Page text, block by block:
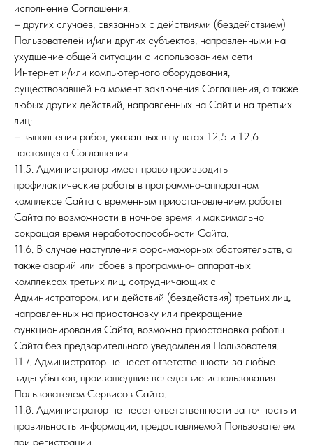
исполнение Соглашения;
– других случаев, связанных с действиями (бездействием)
Пользователей и/или других субъектов, направленными на
ухудшение общей ситуации с использованием сети
Интернет и/или компьютерного оборудования,
существовавшей на момент заключения Соглашения, а также
любых других действий, направленных на Сайт и на третьих
лиц;
– выполнения работ, указанных в пунктах 12.5 и 12.6
настоящего Соглашения.
11.5. Администратор имеет право производить
профилактические работы в программно-аппаратном
комплексе Сайта с временным приостановлением работы
Сайта по возможности в ночное время и максимально
сокращая время неработоспособности Сайта.
11.6. В случае наступления форс-мажорных обстоятельств, а
также аварий или сбоев в программно- аппаратных
комплексах третьих лиц, сотрудничающих с
Администратором, или действий (бездействия) третьих лиц,
направленных на приостановку или прекращение
функционирования Сайта, возможна приостановка работы
Сайта без предварительного уведомления Пользователя.
11.7. Администратор не несет ответственности за любые
виды убытков, произошедшие вследствие использования
Пользователем Сервисов Сайта.
11.8. Администратор не несет ответственности за точность и
правильность информации, предоставляемой Пользователем
при регистрации.